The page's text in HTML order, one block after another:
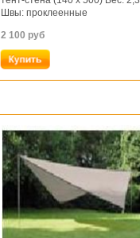
Швы: проклеенные
2 100 руб